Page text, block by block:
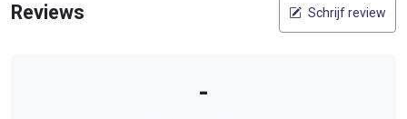
Reviews Schrijf review
-